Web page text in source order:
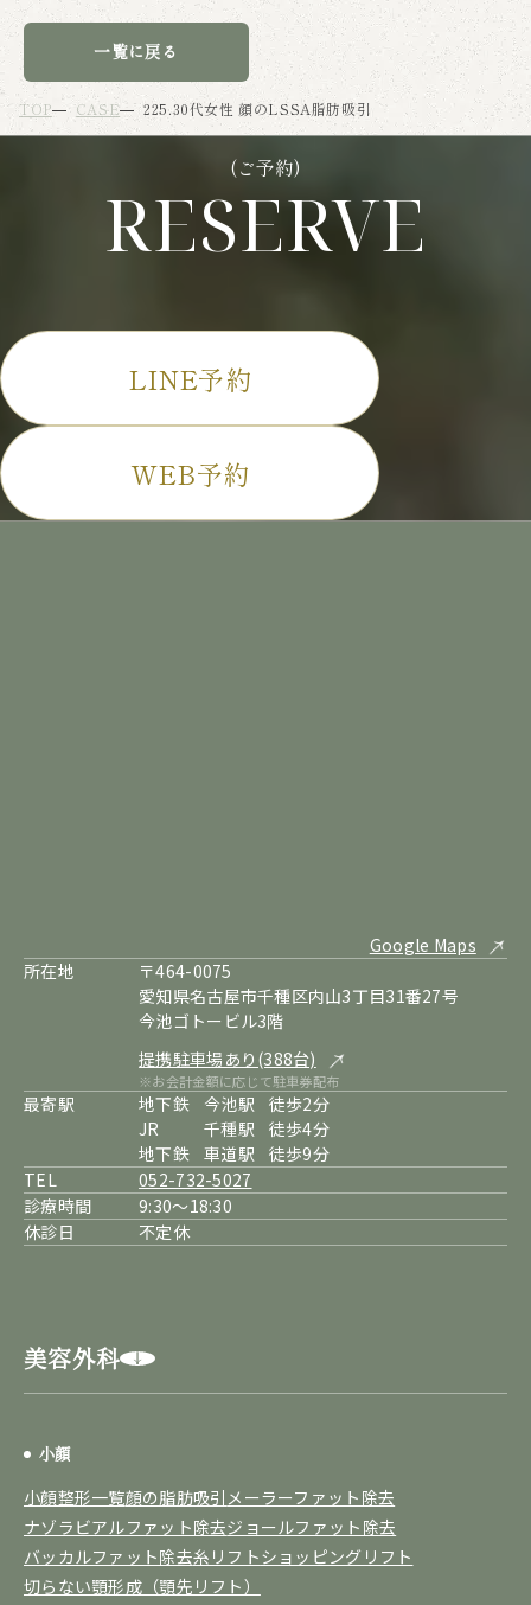
一覧に戻る
TOP CASE 225.30代女性 顔のLSSA脂肪吸引
(ご予約)
RESERVE
LINE予約
WEB予約
Google Maps
所在地
〒464-0075
愛知県名古屋市千種区内山3丁目31番27号
今池ゴトービル3階
提携駐車場あり(388台)
※お会計金額に応じて駐車券配布
最寄駅 地下鉄 今池駅
徒歩2分
JR
千種駅
徒歩4分
地下鉄
車道駅
徒歩9分
TEL
052-732-5027
診療時間
9:30～18:30
休診日
不定休
美容外科
小顔
小顔整形一覧顔の脂肪吸引 メーラーファット除去
ナゾラビアルファット除去ジョールファット除去
バッカルファット除去糸リフトショッピングリフト
切らない顎形成（顎先リフト）